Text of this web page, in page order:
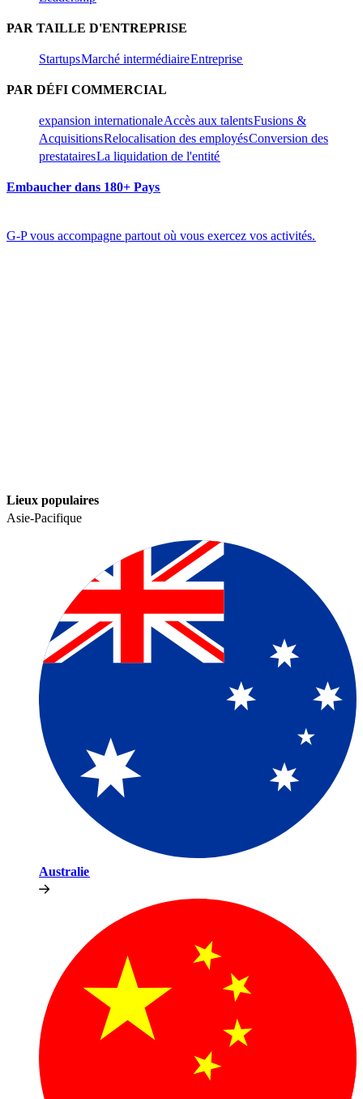
PAR TAILLE D'ENTREPRISE​​
Startups​​Marché intermédiaire​​Entreprise​​
PAR DÉFI COMMERCIAL​​
expansion internationale​​Accès aux talents​​Fusions &
Acquisitions​​Relocalisation des employés​​Conversion des
prestataires​​La liquidation de l'entité​​
Embaucher dans 180+ Pays​​
G-P vous accompagne partout où vous exercez vos activités.​​
Lieux populaires​​
Asie-Pacifique​​
Australie​​